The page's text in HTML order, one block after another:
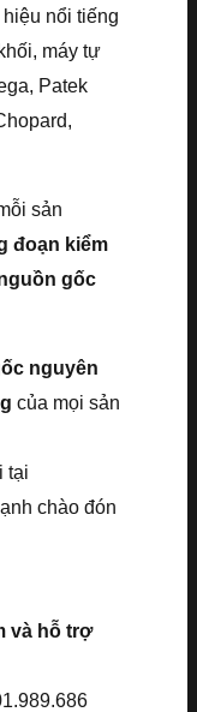
nổi tiếng
máy tự
Patek
sản
đoạn kiểm
gốc
nguyên
của mọi sản
tại
chào đón
và hỗ trợ